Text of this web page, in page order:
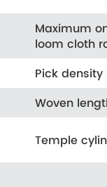
Maximum
loom cloth
Pick density
Woven
Temple